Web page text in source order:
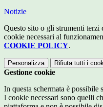
Notizie
Questo sito o gli strumenti
cookie necessari al
COOKIE POLICY.
Personalizza Rifiuta tutti i
Gestione cookie
In questa schermata è
I cookie necessari sono quelli